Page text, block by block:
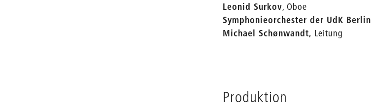
Leonid Surkov, Oboe
Symphonieorchester der UdK Berlin
Michael Schønwandt, Leitung
Produktion